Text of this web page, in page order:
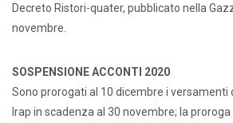
Decreto Ristori-quater, pubblicato nella
novembre.
SOSPENSIONE ACCONTI 2020
Sono prorogati al 10 dicembre i versamenti
Irap in scadenza al 30 novembre; la